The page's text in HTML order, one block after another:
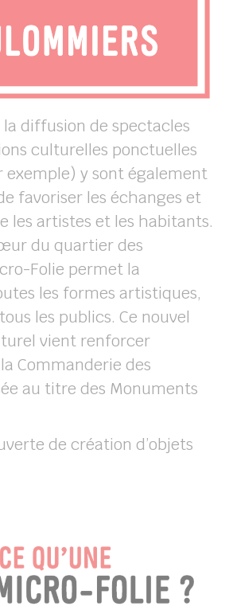
diffusion de spectacles
culturelles ponctuelles
exemple) y sont également
favoriser les échanges et
les artistes et les habitants.
du quartier des
Folie permet la
les formes artistiques,
les publics. Ce nouvel
vient renforcer
Commanderie des
au titre des Monuments
de création d’objets